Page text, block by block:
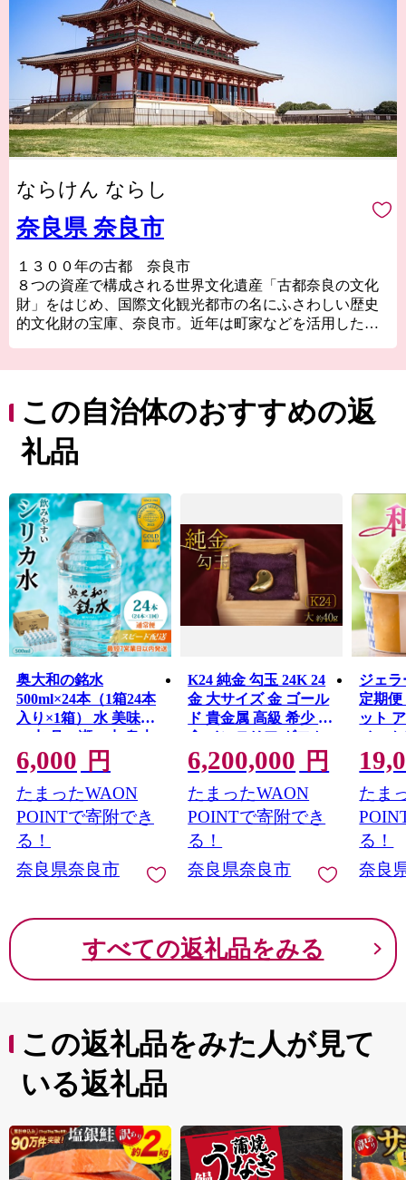
ならけん ならし
奈良県 奈良市
１３００年の古都 奈良市
８つの資産で構成される世界文化遺産「古都奈良の文化
財」をはじめ、国際文化観光都市の名にふさわしい歴史
的文化財の宝庫、奈良市。近年は町家などを活用した個
古都奈良はこれからも歴史と伝統を生かしたまちづくり
をすすめます。
この自治体のおすすめの返
礼品
奥大和の銘水
500ml×24本（1箱24本
入り×1箱） 水 美味し
い水 月ヶ瀬の水 奥大
和の銘水24本セット
シリカ水 軟水 賞味期
限2年 長期間保存可能
永伸商事株式会社
6,000 円
たまったWAON
POINTで寄附でき
る！
奈良県奈良市
K24 純金 勾玉 24K 24
金 大サイズ 金 ゴール
ド 貴金属 高級 希少 記
念 インテリア ギフト
プレゼント 贈り物 贈
答用 合同会社工藝舎
奈良県 奈良市
6,200,000 円
たまったWAON
POINTで寄附でき
る！
奈良県奈良市
ジェラ
定期
ット
イス
ーと
ツ シ
ぇら
ーむ
ラー
アイス
スイー
り物
都華
ラ 小
ベリー
たま
る！
奈良
すべての返礼品をみる
この返礼品をみた人が見て
いる返礼品